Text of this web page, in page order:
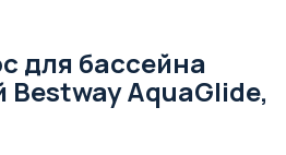
для бассейна
AquaGlide,